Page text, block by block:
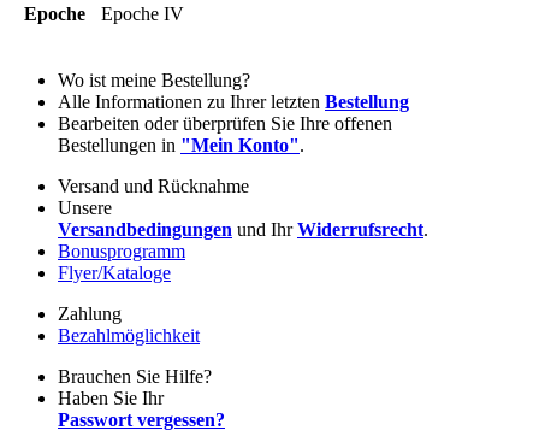
Epoche
Epoche IV
Wo ist meine Bestellung?
Alle Informationen zu Ihrer letzten Bestellung
Bearbeiten oder überprüfen Sie Ihre offenen
Bestellungen in "Mein Konto".
Versand und Rücknahme
Unsere
Versandbedingungen und IhrWiderrufsrecht.
Bonusprogramm
Flyer/Kataloge
Zahlung
Bezahlmöglichkeit
Brauchen Sie Hilfe?
Haben Sie Ihr
Passwort vergessen?